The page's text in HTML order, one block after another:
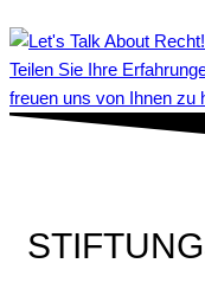
Teilen Sie Ihre
freuen uns von Ihnen zu